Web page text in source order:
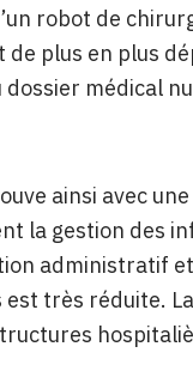
robot de
de plus en plus
dossier médical
ainsi avec
la gestion des
administratif
est très réduite.